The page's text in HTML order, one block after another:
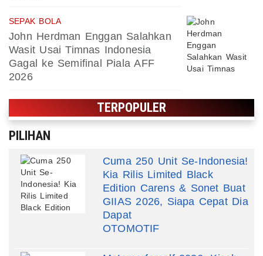
SEPAK BOLA
John Herdman Enggan Salahkan
Wasit Usai Timnas Indonesia
Gagal ke Semifinal Piala AFF
2026
TERPOPULER
PILIHAN
Cuma 250 Unit Se-Indonesia!
Kia Rilis Limited Black
Edition Carens & Sonet Buat
GIIAS 2026, Siapa Cepat Dia
Dapat
OTOMOTIF